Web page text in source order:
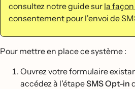
consultez notre guide sur la
consentement pour l'envoi de
Pour mettre en place ce système :
Ouvrez votre formulaire
accédez à l'étapeSMS Opt-in